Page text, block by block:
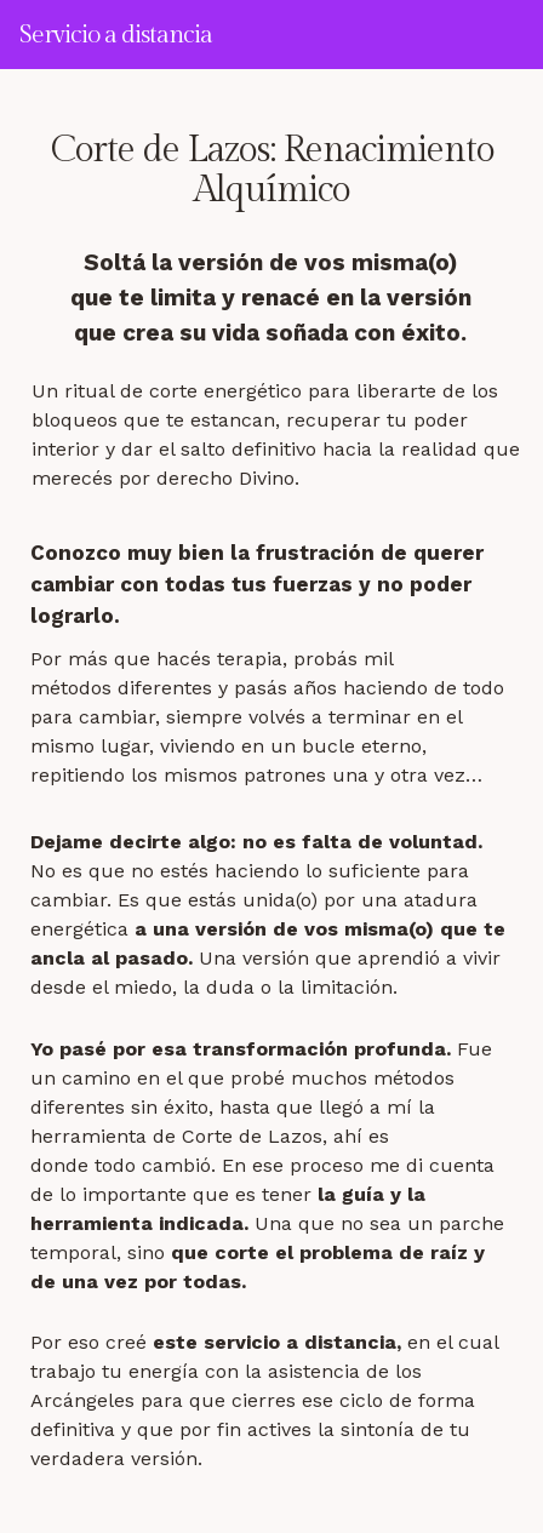
Servicio a distancia
Corte de Lazos: Renacimiento
Alquímico
Soltá la versión de vos misma(o)
que te limita y renacé en la versión
que crea su vida soñada con éxito.
Un ritual de corte energético para liberarte de los
bloqueos que te estancan, recuperar tu poder
interior y dar el salto definitivo hacia la realidad que
merecés por derecho Divino.
Conozco muy bien la frustración de querer
cambiar con todas tus fuerzas y no poder
lograrlo.
Por más que hacés terapia, probás mil
métodos diferentes y pasás años haciendo de todo
para cambiar, siempre volvés a terminar en el
mismo lugar, viviendo en un bucle eterno,
repitiendo los mismos patrones una y otra vez…
Dejame decirte algo: no es falta de voluntad.
No es que no estés haciendo lo suficiente para
cambiar. Es que estás unida(o) por una atadura
energética a una versión de vos misma(o) que te
ancla al pasado. Una versión que aprendió a vivir
desde el miedo, la duda o la limitación.
Yo pasé por esa transformación profunda.Fue
un camino en el que probé muchos métodos
diferentes sin éxito, hasta que llegó a mí la
herramienta de Corte de Lazos, ahí es
donde todo cambió. En ese proceso me di cuenta
de lo importante que es tener la guía y la
herramienta indicada.Una que no sea un parche
temporal, sino que corte el problema de raíz y
de una vez por todas.
Por eso creé este servicio a distancia, en el cual
trabajo tu energía con la asistencia de los
Arcángeles para que cierres ese ciclo de forma
definitiva y que por fin actives la sintonía de tu
verdadera versión.